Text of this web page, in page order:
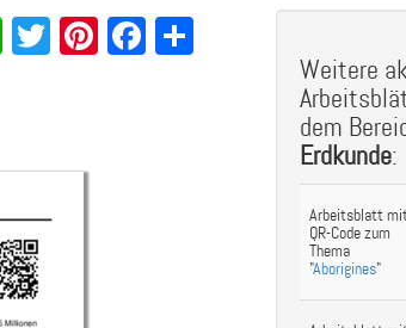
WhatsApp
Twitter
Pinterest
Facebook
Share
Weitere
dem
Erdkunde:
Arbeitsblatt
QR-Code zum
Thema
"Aborigines"